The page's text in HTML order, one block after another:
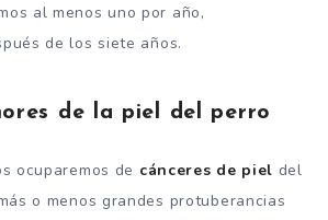
al menos uno por año,
de los siete años.
de la piel del perro
ocuparemos de cánceres de piel del
o menos grandes protuberancias